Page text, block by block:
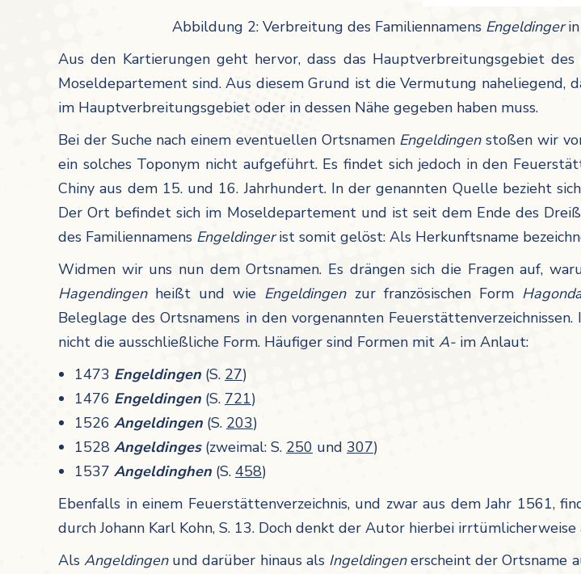
Abbildung 2: Verbreitung des Familiennamens Engeldingerin
Aus den Kartierungen geht hervor, dass das Hauptverbreitungsgebiet des
Moseldepartement sind. Aus diesem Grund ist die Vermutung naheliegend,
im Hauptverbreitungsgebiet oder in dessen Nähe gegeben haben muss.
Bei der Suche nach einem eventuellen Ortsnamen Engeldingenstoßen wir
ein solches Toponym nicht aufgeführt. Es findet sich jedoch in den
Chiny aus dem 15. und 16. Jahrhundert. In der genannten Quelle bezieht sich
Der Ort befindet sich im Moseldepartement und ist seit dem Ende des
des Familiennamens Engeldingerist somit gelöst: Als Herkunftsname
Widmen wir uns nun dem Ortsnamen. Es drängen sich die Fragen auf,
Hagendingen heißt und wie Engeldingen zur französischen Form
Beleglage des Ortsnamens in den vorgenannten
nicht die ausschließliche Form. Häufiger sind Formen mit A- im Anlaut:
1473 Engeldingen (S. 27)
1476 Engeldingen (S. 721)
1526 Angeldingen (S. 203)
1528 Angeldinges (zweimal: S. 250 und 307)
1537 Angeldinghen (S. 458)
Ebenfalls in einem Feuerstättenverzeichnis, und zwar aus dem Jahr 1561,
durch Johann Karl Kohn, S. 13. Doch denkt der Autor hierbei irrtümlicherweise
AlsAngeldingenund darüber hinaus als Ingeldingenerscheint der Ortsname